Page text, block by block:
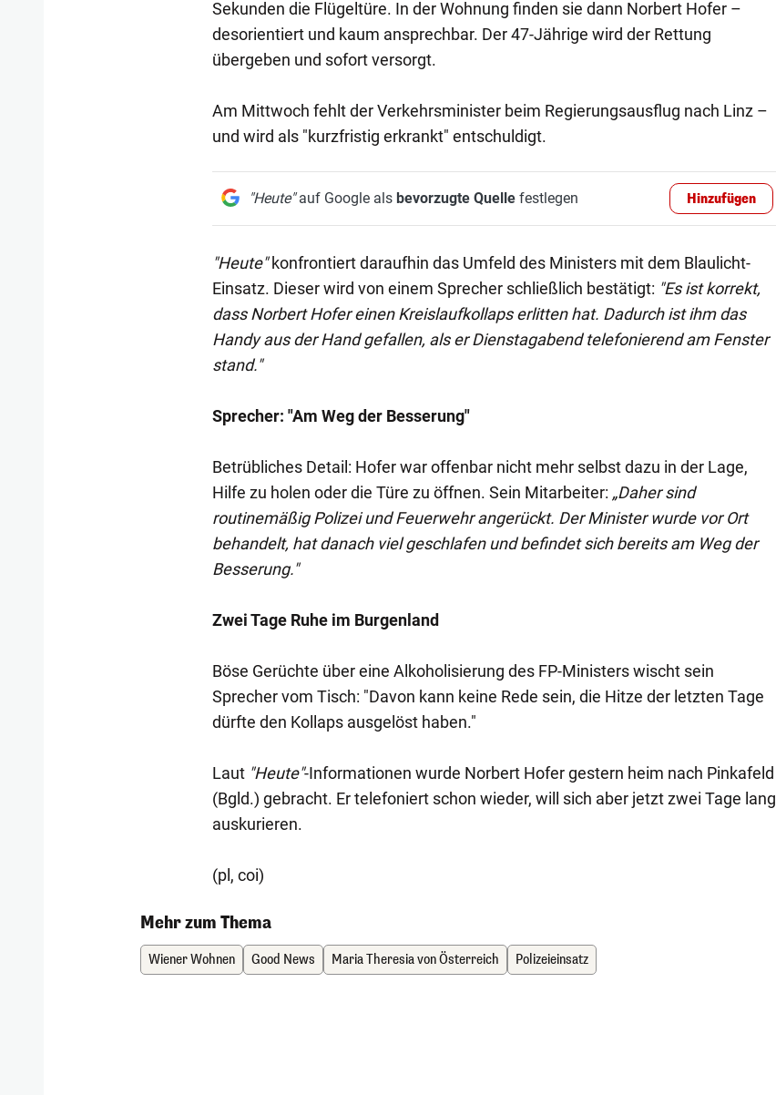
Sekunden die Flügeltüre. In der Wohnung finden sie dann Norbert Hofer –
desorientiert und kaum ansprechbar. Der 47-Jährige wird der Rettung
übergeben und sofort versorgt.
Am Mittwoch fehlt der Verkehrsminister beim Regierungsausflug nach Linz –
und wird als "kurzfristig erkrankt" entschuldigt.
"Heute"auf Google als bevorzugte Quellefestlegen Hinzufügen
"Heute"konfrontiert daraufhin das Umfeld des Ministers mit dem Blaulicht-
Einsatz. Dieser wird von einem Sprecher schließlich bestätigt: "Es ist korrekt,
dass Norbert Hofer einen Kreislaufkollaps erlitten hat. Dadurch ist ihm das
Handy aus der Hand gefallen, als er Dienstagabend telefonierend am Fenster
stand."
Sprecher: "Am Weg der Besserung"
Betrübliches Detail: Hofer war offenbar nicht mehr selbst dazu in der Lage,
Hilfe zu holen oder die Türe zu öffnen. Sein Mitarbeiter: „Daher sind
routinemäßig Polizei und Feuerwehr angerückt. Der Minister wurde vor Ort
behandelt, hat danach viel geschlafen und befindet sich bereits am Weg der
Besserung."
Zwei Tage Ruhe im Burgenland
Böse Gerüchte über eine Alkoholisierung des FP-Ministers wischt sein
Sprecher vom Tisch: "Davon kann keine Rede sein, die Hitze der letzten Tage
dürfte den Kollaps ausgelöst haben."
Laut "Heute"-Informationen wurde Norbert Hofer gestern heim nach Pinkafeld
(Bgld.) gebracht. Er telefoniert schon wieder, will sich aber jetzt zwei Tage lang
auskurieren.
(pl, coi)
Mehr zum Thema
Wiener Wohnen Good News Maria Theresia von Österreich Polizeieinsatz